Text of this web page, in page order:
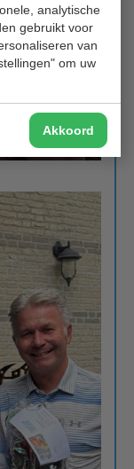
analytische
gebruikt voor
van
om uw
Akkoord